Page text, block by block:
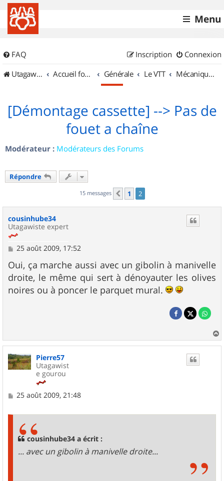
Menu
FAQ Connexion
Inscription
UtagawaVTT (Randos VTT et VTTAE avec traces GPS)
Accueil forum Générale Le VTT Mécanique et Entretiens
[Démontage cassette] --> Pas de
fouet a chaîne
Modérateur : Modérateurs des Forums
Répondre
15 messages Précédent
1 2
cousinhube34
Utagawiste expert
M
s
s
a
g
e
25 août 2009, 17:52
Oui, ça marche aussi avec un gibolin à manivelle
droite, le même qui sert à dénoyauter les olives
noires ou à poncer le parquet mural.
a
Pierre57
Utagawist
e gourou
M
25 août 2009, 21:48
cousinhube34 a écrit :
... avec un gibolin à manivelle droite...